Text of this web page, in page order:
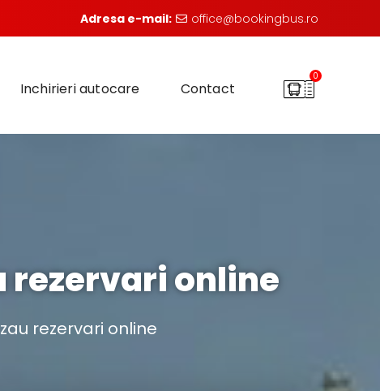
Adresa e-mail: office@bookingbus.ro
Inchirieri autocare Contact
0
rezervari online
rezervari online